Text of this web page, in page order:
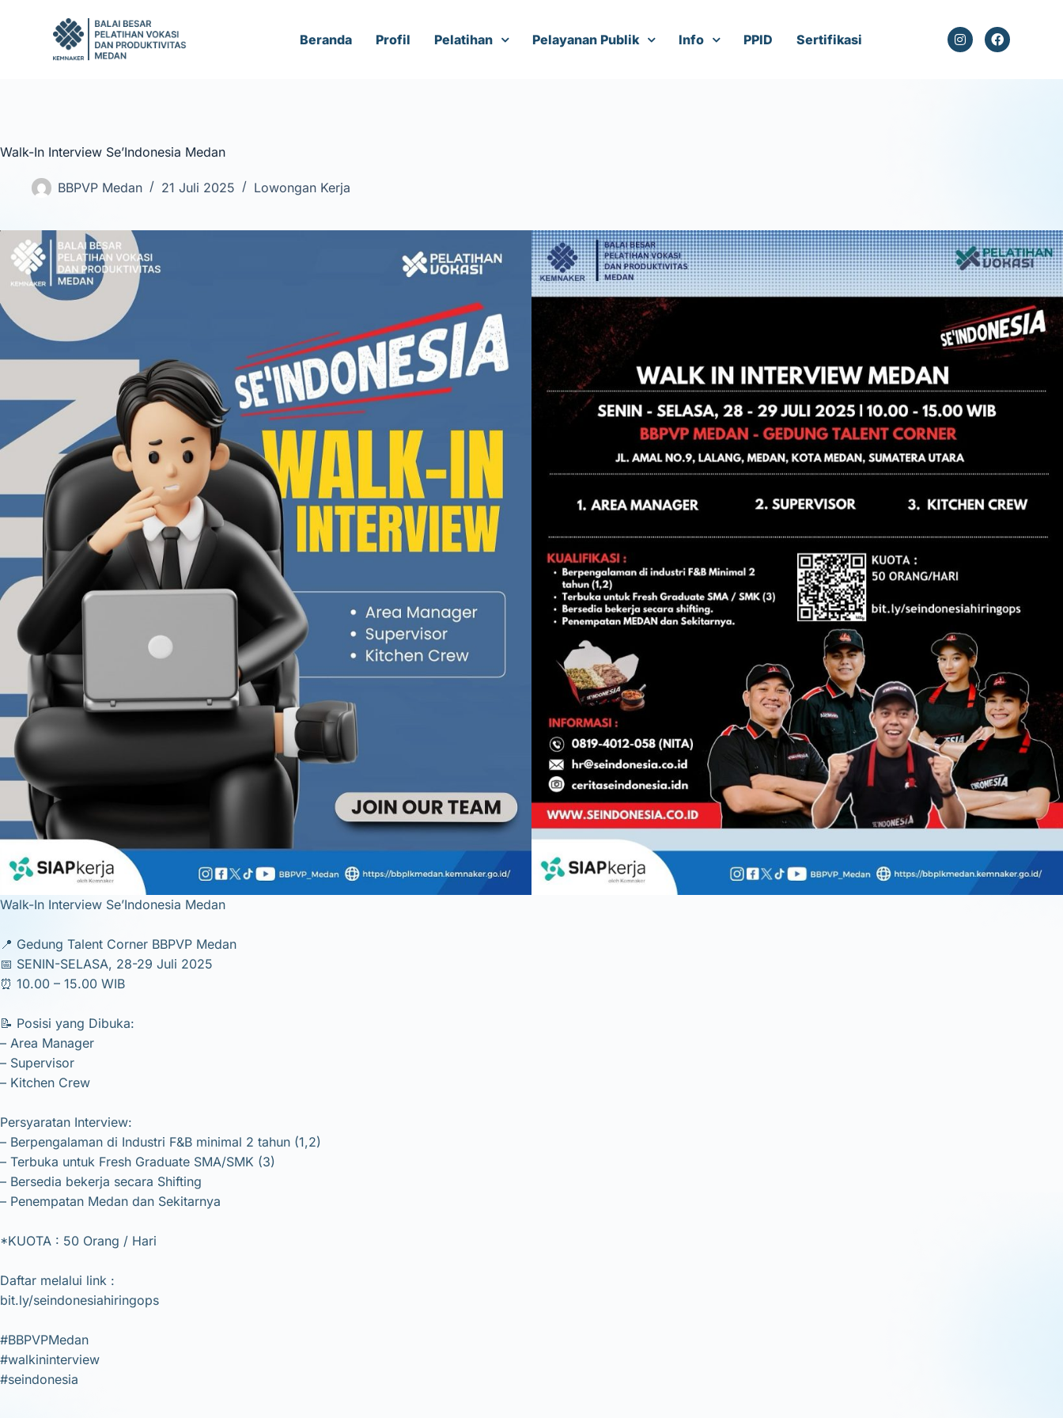
o
n
t
Beranda Profil Pelatihan Pelayanan Publik Info PPID Sertifikasi
Walk-In Interview Se’Indonesia Medan
BBPVP Medan 21 Juli 2025 Lowongan Kerja
Walk-In Interview Se’Indonesia Medan
📍 Gedung Talent Corner BBPVP Medan
📅 SENIN-SELASA, 28-29 Juli 2025
⏰ 10.00 – 15.00 WIB
📝 Posisi yang Dibuka:
– Area Manager
– Supervisor
– Kitchen Crew
Persyaratan Interview:
– Berpengalaman di Industri F&B minimal 2 tahun (1,2)
– Terbuka untuk Fresh Graduate SMA/SMK (3)
– Bersedia bekerja secara Shifting
– Penempatan Medan dan Sekitarnya
*KUOTA : 50 Orang / Hari
Daftar melalui link :
bit.ly/seindonesiahiringops
#BBPVPMedan
#walkininterview
#seindonesia